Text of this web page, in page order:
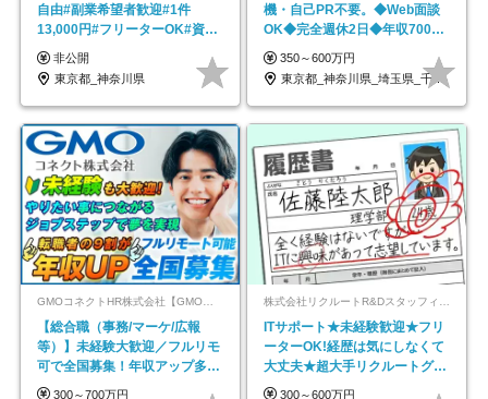
自由#副業希望者歓迎#1件
13,000円#フリーターOK#資格
スキル不要
非公開
東京都_神奈川県
機・自己PR不要。◆Web面談
OK◆完全週休2日◆年収700万
円可/p13
350～600万円
東京都_神奈川県_埼玉県_千葉県_大阪府…
GMOコネクトHR株式会社【GMOインターネットグループ】
【総合職（事務/マーケ/広報
等）】未経験大歓迎／フルリモ
可で全国募集！年収アップ多数
★年休最大130日★
300～700万円
ITサポート★未経験歓迎★フリ
ーターOK!経歴は気にしなくて
大丈夫★超大手リクルートグル
ープの正社員/sg
300～600万円